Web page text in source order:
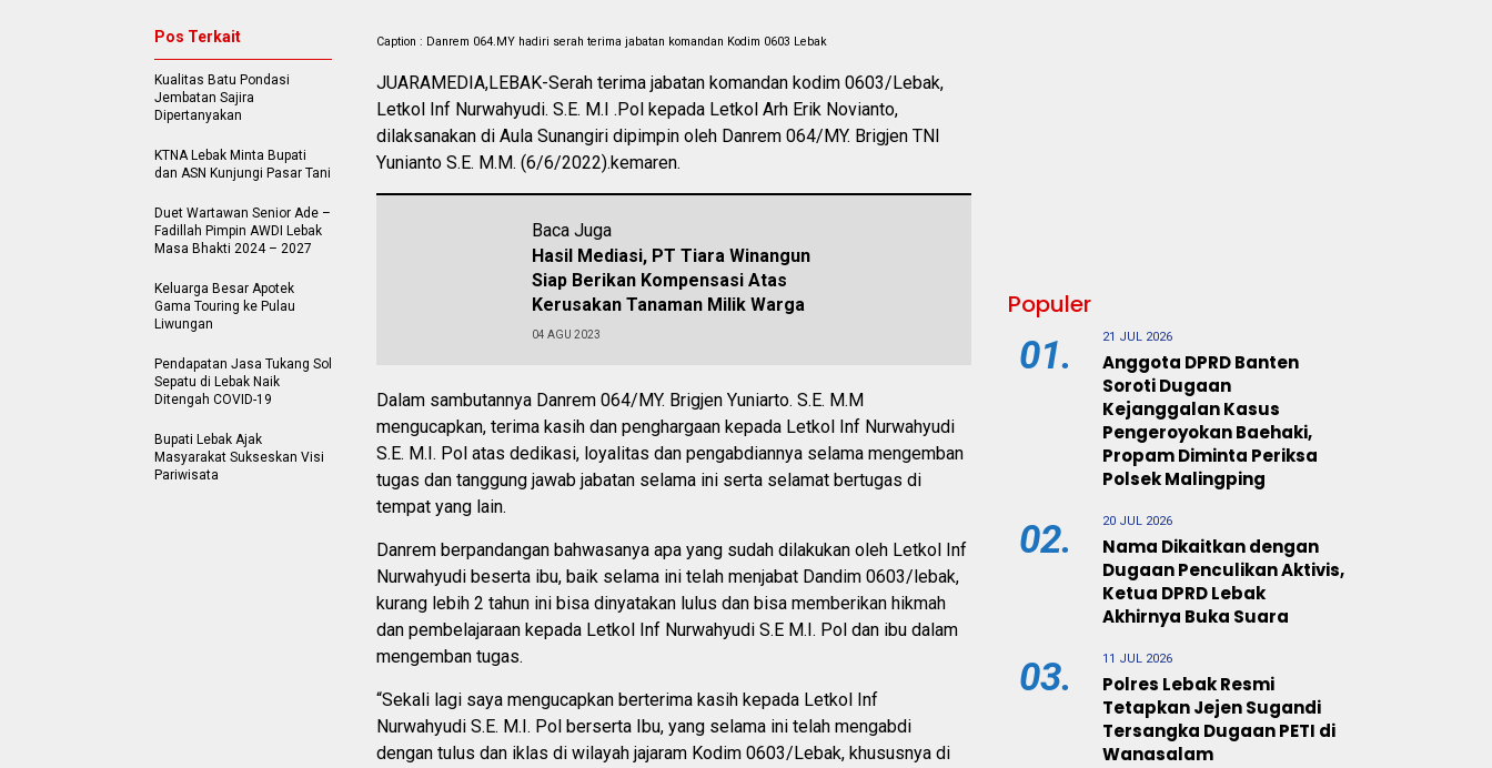
Caption : Danrem 064.MY hadiri serah terima jabatan komandan Kodim 0603 Lebak
JUARAMEDIA,LEBAK-Serah terima jabatan komandan kodim 0603/Lebak,
Letkol Inf Nurwahyudi. S.E. M.I .Pol kepada Letkol Arh Erik Novianto,
dilaksanakan di Aula Sunangiri dipimpin oleh Danrem 064/MY. Brigjen TNI
Yunianto S.E. M.M. (6/6/2022).kemaren.
Baca Juga
Hasil Mediasi, PT Tiara Winangun
Siap Berikan Kompensasi Atas
Kerusakan Tanaman Milik Warga
04 AGU 2023
Dalam sambutannya Danrem 064/MY. Brigjen Yuniarto. S.E. M.M
mengucapkan, terima kasih dan penghargaan kepada Letkol Inf Nurwahyudi
S.E. M.I. Pol atas dedikasi, loyalitas dan pengabdiannya selama mengemban
tugas dan tanggung jawab jabatan selama ini serta selamat bertugas di
tempat yang lain.
Danrem berpandangan bahwasanya apa yang sudah dilakukan oleh Letkol Inf
Nurwahyudi beserta ibu, baik selama ini telah menjabat Dandim 0603/lebak,
kurang lebih 2 tahun ini bisa dinyatakan lulus dan bisa memberikan hikmah
dan pembelajaraan kepada Letkol Inf Nurwahyudi S.E M.I. Pol dan ibu dalam
mengemban tugas.
“Sekali lagi saya mengucapkan berterima kasih kepada Letkol Inf
Nurwahyudi S.E. M.I. Pol berserta Ibu, yang selama ini telah mengabdi
dengan tulus dan iklas di wilayah jajaram Kodim 0603/Lebak, khususnya di
Pos Terkait
Kualitas Batu Pondasi
Jembatan Sajira
Dipertanyakan
KTNA Lebak Minta Bupati
dan ASN Kunjungi Pasar Tani
Duet Wartawan Senior Ade –
Fadillah Pimpin AWDI Lebak
Masa Bhakti 2024 – 2027
Keluarga Besar Apotek
Gama Touring ke Pulau
Liwungan
Pendapatan Jasa Tukang Sol
Sepatu di Lebak Naik
Ditengah COVID-19
Bupati Lebak Ajak
Masyarakat Sukseskan Visi
Pariwisata
Populer
01. 21 JUL 2026
Anggota DPRD Banten
Soroti Dugaan
Kejanggalan Kasus
Pengeroyokan Baehaki,
Propam Diminta Periksa
Polsek Malingping
02. 20 JUL 2026
Nama Dikaitkan dengan
Dugaan Penculikan Aktivis,
Ketua DPRD Lebak
Akhirnya Buka Suara
03. 11 JUL 2026
Polres Lebak Resmi
Tetapkan Jejen Sugandi
Tersangka Dugaan PETI di
Wanasalam